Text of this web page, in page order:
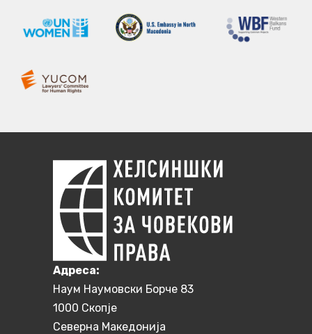
Aдреса:
Наум Наумовски Борче 83
1000 Скопје
Северна Македонија